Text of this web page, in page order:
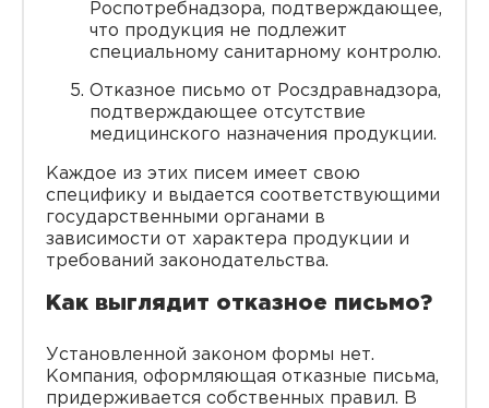
Роспотребнадзора, подтверждающее,
что продукция не подлежит
специальному санитарному контролю.
Отказное письмо от Росздравнадзора,
подтверждающее отсутствие
медицинского назначения продукции.
Каждое из этих писем имеет свою
специфику и выдается соответствующими
государственными органами в
зависимости от характера продукции и
требований законодательства.
Как выглядит отказное письмо?
Установленной законом формы нет.
Компания, оформляющая отказные письма,
придерживается собственных правил. В